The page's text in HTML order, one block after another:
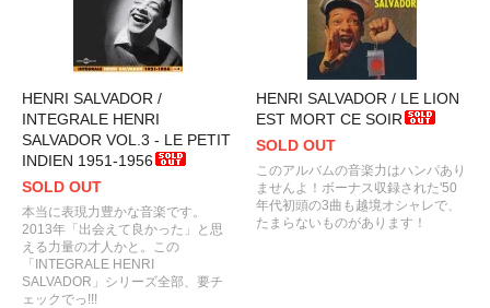
HENRI SALVADOR /
INTEGRALE HENRI
SALVADOR VOL.3 - LE PETIT
INDIEN 1951-1956
SOLD OUT
本当に表現力豊かな音楽です。
2013年「出会えて良かった」と思
える力量の才人かと。この
「INTEGRALE HENRI
SALVADOR」シリーズ全部、要チ
ェックでっ!!!
HENRI SALVADOR / LE LION
EST MORT CE SOIR
SOLD OUT
このアルバムの音楽力はハンパあり
ませんよ！ボーナス収録された'50
年代初頭の3曲も越境オシャレで、
たまらないものがあります！